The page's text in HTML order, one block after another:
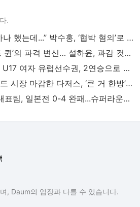
.
“행복하나 했는데...” 박수홍, ‘협박 혐의’로 고소당해…경찰 수사 착수 - MK스포츠
‘트로트 퀸’의 파격 변신… 설하윤, 과감 컷아웃 수영복으로 드러낸 반전美 - MK스포츠
스위스 U17 여자 유럽선수권, 2연승으로 4강 진출 유리한 고지 올라 - MK스포츠
트레이드 시장 마감한 다저스, ‘큰 거 한방’은 없었다 - MK스포츠
U-12 대표팀, 일본전 0-4 완패...슈퍼라운드 공동 선두 - MK스포츠
, Daum의 입장과 다를 수 있습니다.